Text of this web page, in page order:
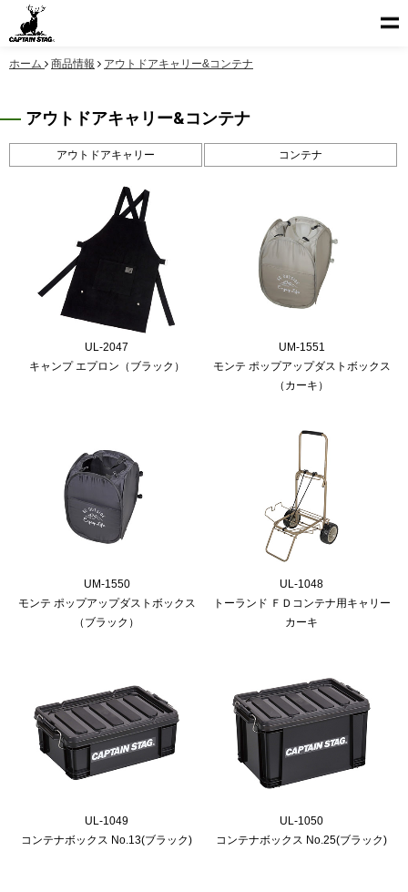
ホーム 商品情報 アウトドアキャリー&コンテナ
アウトドアキャリー&コンテナ
アウトドアキャリー コンテナ
UL-2047
キャンプ エプロン（ブラック）
UM-1551
モンテ ポップアップダストボックス
（カーキ）
UM-1550
モンテ ポップアップダストボックス
（ブラック）
UL-1048
トーランド ＦＤコンテナ用キャリー
カーキ
UL-1049
コンテナボックス No.13(ブラック)
UL-1050
コンテナボックス No.25(ブラック)